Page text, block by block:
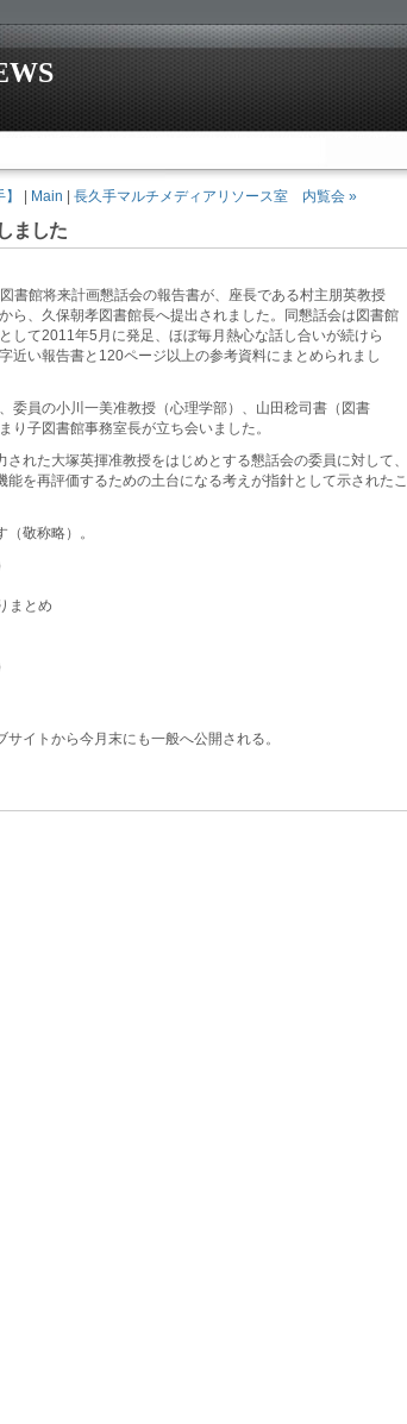
Main 長久手マルチメディアリソース室 内覧会 »
ました
書館将来計画懇話会の報告書が、座長である村主朋英教授
から、久保朝孝図書館長へ提出されました。同懇話会は図書館
して2011年5月に発足、ほぼ毎月熱心な話し合いが続けら
近い報告書と120ページ以上の参考資料にまとめられまし
委員の小川一美准教授（心理学部）、山田稔司書（図書
り子図書館事務室長が立ち会いました。
れた大塚英揮准教授をはじめとする懇話会の委員に対して、
を再評価するための土台になる考えが指針として示されたこ
敬称略）。
まとめ
イトから今月末にも一般へ公開される。